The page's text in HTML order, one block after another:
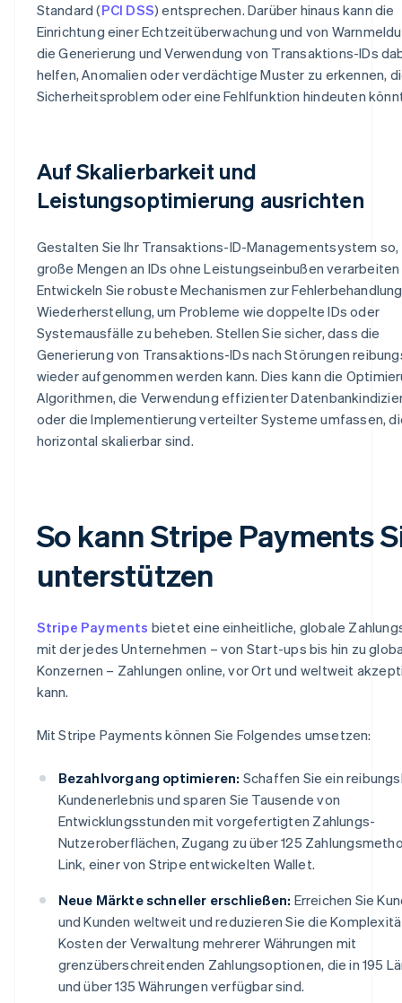
Standard (PCI DSS) entsprechen. Darüber hinaus kann die
Einrichtung einer Echtzeitüberwachung und von
die Generierung und Verwendung von Transaktions-IDs
helfen, Anomalien oder verdächtige Muster zu erkennen,
Sicherheitsproblem oder eine Fehlfunktion hindeuten
Auf Skalierbarkeit und
Leistungsoptimierung ausrichten
Gestalten Sie Ihr Transaktions-ID-Managementsystem
große Mengen an IDs ohne Leistungseinbußen verarbeiten
Entwickeln Sie robuste Mechanismen zur
Wiederherstellung, um Probleme wie doppelte IDs oder
Systemausfälle zu beheben. Stellen Sie sicher, dass die
Generierung von Transaktions-IDs nach Störungen
wieder aufgenommen werden kann. Dies kann die
Algorithmen, die Verwendung effizienter
oder die Implementierung verteilter Systeme umfassen,
horizontal skalierbar sind.
So kann Stripe Payments
unterstützen
Stripe Payments bietet eine einheitliche, globale
mit der jedes Unternehmen – von Start-ups bis hin zu
Konzernen – Zahlungen online, vor Ort und weltweit
kann.
Mit Stripe Payments können Sie Folgendes umsetzen:
Bezahlvorgang optimieren: Schaffen Sie ein
Kundenerlebnis und sparen Sie Tausende von
Entwicklungsstunden mit vorgefertigten Zahlungs-
Nutzeroberflächen, Zugang zu über 125
Link, einer von Stripe entwickelten Wallet.
Neue Märkte schneller erschließen: Erreichen Sie
und Kunden weltweit und reduzieren Sie die
Kosten der Verwaltung mehrerer Währungen mit
grenzüberschreitenden Zahlungsoptionen, die in 195
und über 135 Währungen verfügbar sind.